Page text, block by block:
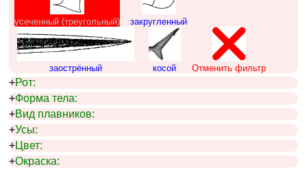
усеченный (треугольный) закругленный
заострённый косой Отменить фильтр
+Рот:
+Форма тела:
+Вид плавников:
+Усы:
+Цвет:
+Окраска: